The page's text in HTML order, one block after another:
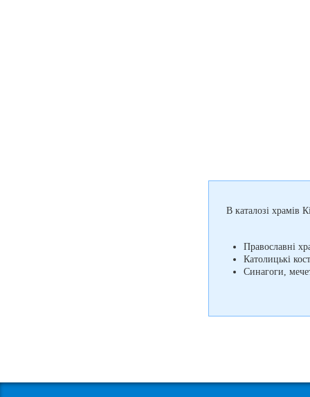
В каталозі храмів
Православні
Католицькі
Синагоги,